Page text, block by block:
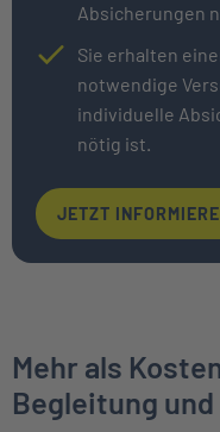
Absicherungen
Sie erhalten
notwendige
individuelle
nötig ist.
JETZT
Mehr als
Begleitung